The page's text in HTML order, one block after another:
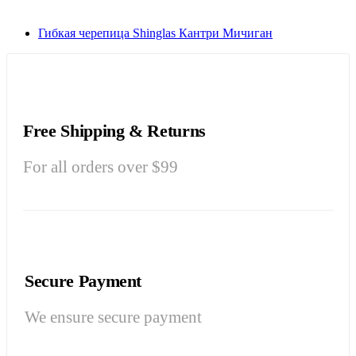
Гибкая черепица Shinglas Кантри Мичиган
Free Shipping & Returns
For all orders over $99
Secure Payment
We ensure secure payment